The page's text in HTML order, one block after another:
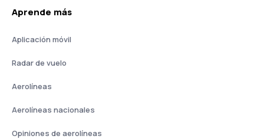
Aprende más
Aplicación móvil
Radar de vuelo
Aerolíneas
Aerolíneas nacionales
Opiniones de aerolíneas